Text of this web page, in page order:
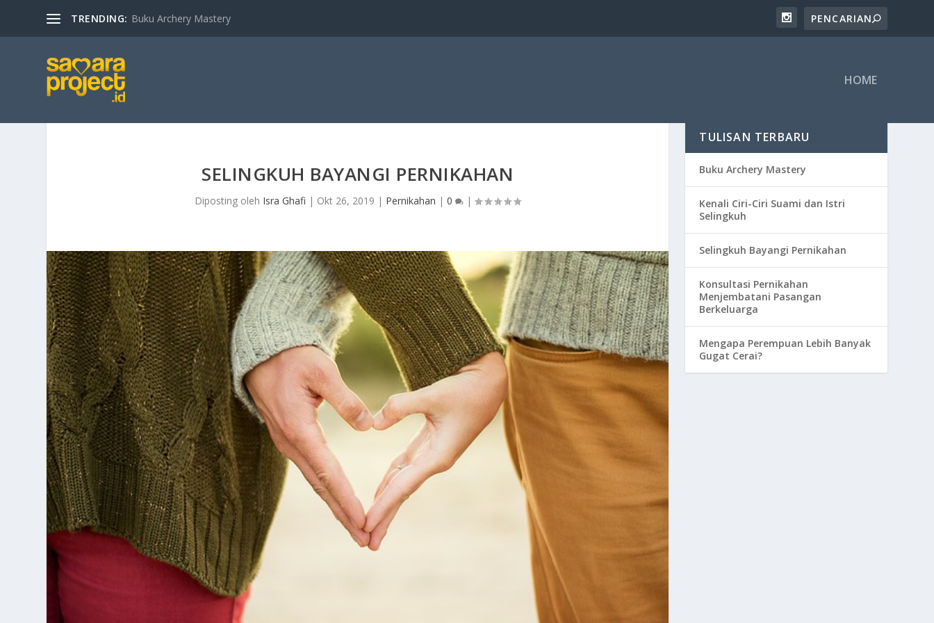
TRENDING: Buku Archery Mastery
HOME
SELINGKUH BAYANGI PERNIKAHAN
Diposting oleh Isra Ghafi | Okt 26, 2019 | Pernikahan |0 |
TULISAN TERBARU
Buku Archery Mastery
Kenali Ciri-Ciri Suami dan Istri
Selingkuh
Selingkuh Bayangi Pernikahan
Konsultasi Pernikahan
Menjembatani Pasangan
Berkeluarga
Mengapa Perempuan Lebih Banyak
Gugat Cerai?